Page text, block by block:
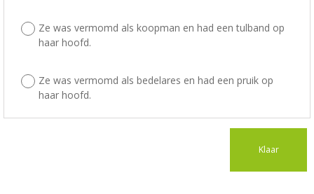
Ze was vermomd als koopman en had een tulband op
haar hoofd.
Ze was vermomd als bedelares en had een pruik op
haar hoofd.